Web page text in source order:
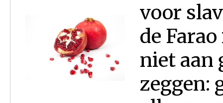
voor
de
niet aan
zeggen: